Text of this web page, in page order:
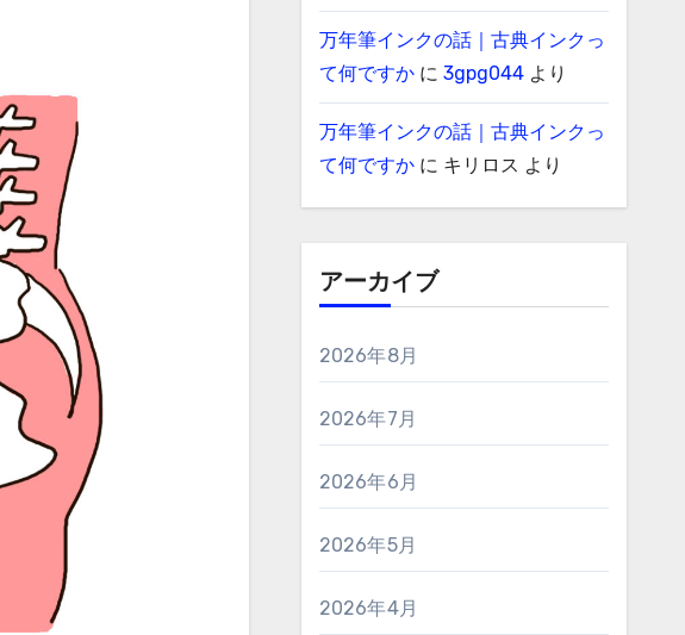
万年筆インクの話｜古典インクっ
て何ですかに 3gpg044より
万年筆インクの話｜古典インクっ
て何ですかに キリロス より
アーカイブ
2026年8月
2026年7月
2026年6月
2026年5月
2026年4月